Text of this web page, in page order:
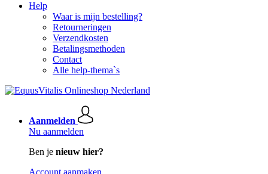
Help
Waar is mijn bestelling?
Retourneringen
Verzendkosten
Betalingsmethoden
Contact
Alle help-thema`s
Aanmelden
Nu aanmelden
Ben je nieuw hier?
Account aanmaken